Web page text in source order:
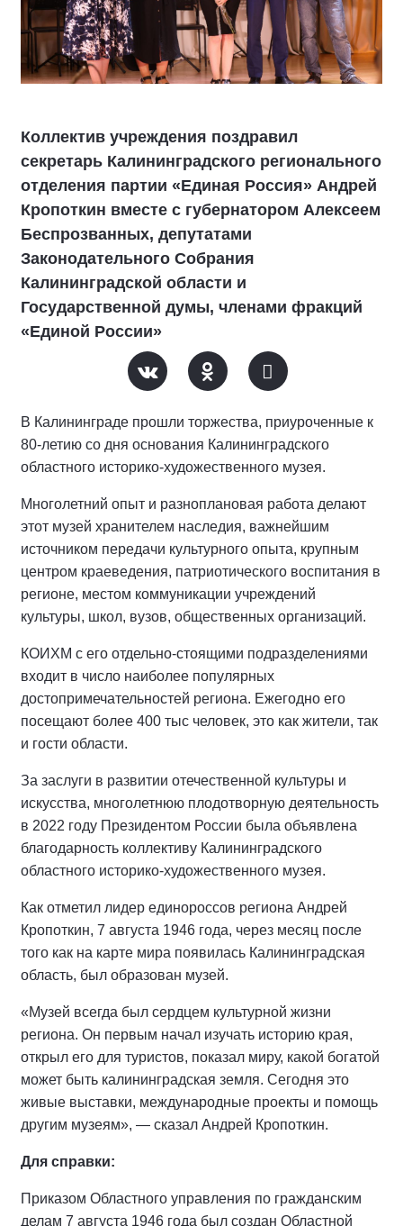
Коллектив учреждения поздравил
секретарь Калининградского регионального
отделения партии «Единая Россия» Андрей
Кропоткин вместе с губернатором Алексеем
Беспрозванных, депутатами
Законодательного Собрания
Калининградской области и
Государственной думы, членами фракций
«Единой России»
В Калининграде прошли торжества, приуроченные к
80-летию со дня основания Калининградского
областного историко-художественного музея.
Многолетний опыт и разноплановая работа делают
этот музей хранителем наследия, важнейшим
источником передачи культурного опыта, крупным
центром краеведения, патриотического воспитания в
регионе, местом коммуникации учреждений
культуры, школ, вузов, общественных организаций.
КОИХМ с его отдельно-стоящими подразделениями
входит в число наиболее популярных
достопримечательностей региона. Ежегодно его
посещают более 400 тыс человек, это как жители, так
и гости области.
За заслуги в развитии отечественной культуры и
искусства, многолетнюю плодотворную деятельность
в 2022 году Президентом России была объявлена
благодарность коллективу Калининградского
областного историко-художественного музея.
Как отметил лидер единороссов региона Андрей
Кропоткин, 7 августа 1946 года, через месяц после
того как на карте мира появилась Калининградская
область, был образован музей.
«Музей всегда был сердцем культурной жизни
региона. Он первым начал изучать историю края,
открыл его для туристов, показал миру, какой богатой
может быть калининградская земля. Сегодня это
живые выставки, международные проекты и помощь
другим музеям», — сказал Андрей Кропоткин.
Для справки:
Приказом Областного управления по гражданским
делам 7 августа 1946 года был создан Областной